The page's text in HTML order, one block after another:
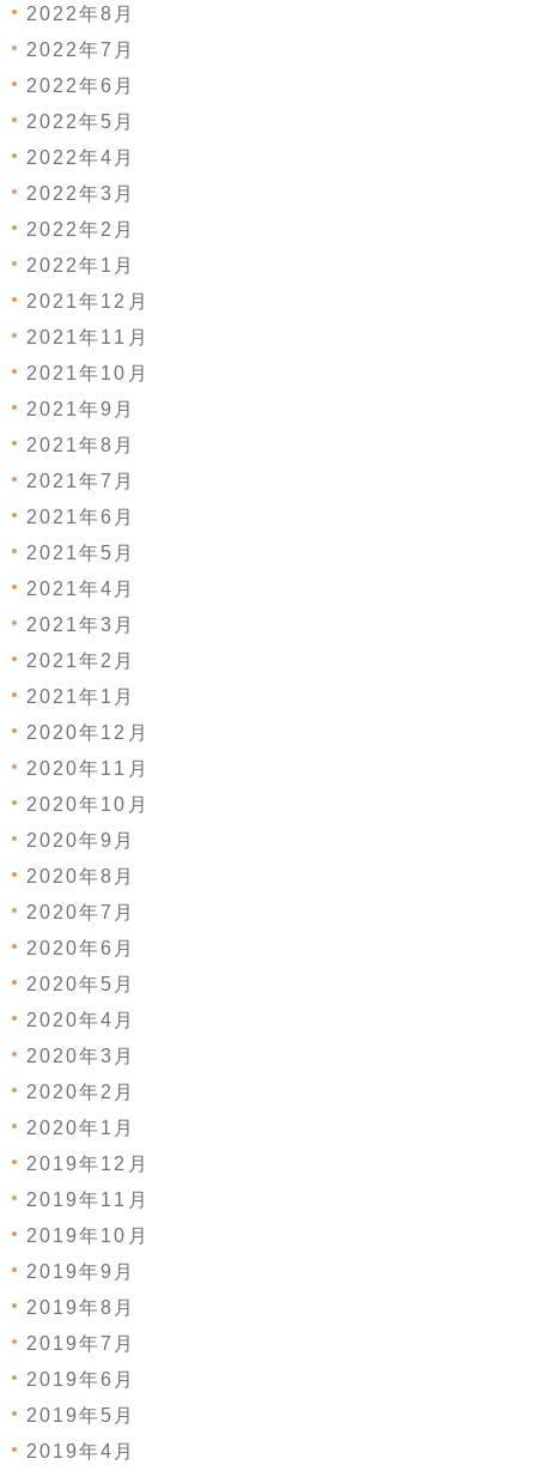
2022年8月
2022年7月
2022年6月
2022年5月
2022年4月
2022年3月
2022年2月
2022年1月
2021年12月
2021年11月
2021年10月
2021年9月
2021年8月
2021年7月
2021年6月
2021年5月
2021年4月
2021年3月
2021年2月
2021年1月
2020年12月
2020年11月
2020年10月
2020年9月
2020年8月
2020年7月
2020年6月
2020年5月
2020年4月
2020年3月
2020年2月
2020年1月
2019年12月
2019年11月
2019年10月
2019年9月
2019年8月
2019年7月
2019年6月
2019年5月
2019年4月